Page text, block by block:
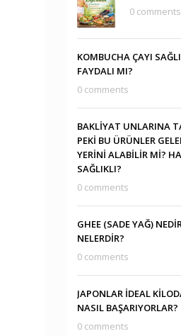
0 comments
KOMBUCHA ÇAYI
FAYDALI MI?
0 comments
BAKLİYAT UNLARINA
PEKİ BU ÜRÜNLER
YERİNİ ALABİLİR Mİ?
SAĞLIKLI?
0 comments
GHEE (SADE YAĞ)
NELERDİR?
0 comments
JAPONLAR İDEAL
NASIL BAŞARIYORLAR?
0 comments